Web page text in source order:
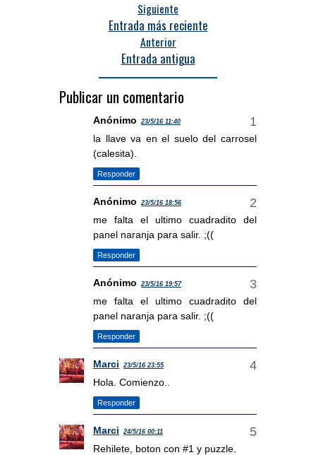
Siguiente
Entrada más reciente
Anterior
Entrada antigua
Publicar un comentario
Anónimo 23/5/16 11:40
la llave va en el suelo del carrosel
(calesita).
Responder
Anónimo 23/5/16 18:56
me falta el ultimo cuadradito del
panel naranja para salir. ;((
Responder
Anónimo 23/5/16 19:57
me falta el ultimo cuadradito del
panel naranja para salir. ;((
Responder
Marci 23/5/16 23:55
Hola. Comienzo..
Responder
Marci 24/5/16 00:11
Rehilete, boton con #1 y puzzle.